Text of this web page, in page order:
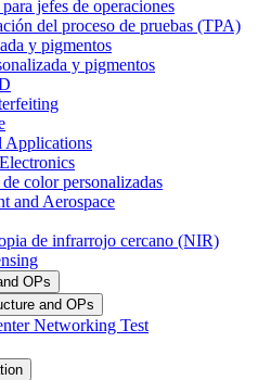
jefes de operaciones
del proceso de pruebas (TPA)
y pigmentos
y pigmentos
Applications
color personalizadas
and Aerospace
de infrarrojo cercano (NIR)
OPs
and OPs
Networking Test